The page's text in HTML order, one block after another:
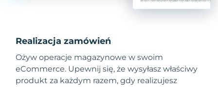
Realizacja zamówień
Ożyw operacje magazynowe w swoim
eCommerce. Upewnij się, że wysyłasz właściwy
produkt za każdym razem, gdy realizujesz